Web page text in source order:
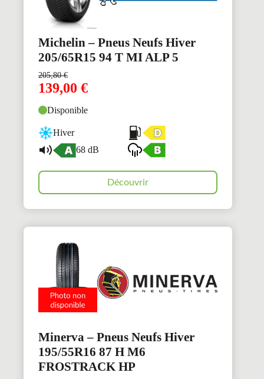
Michelin – Pneus Neufs Hiver
205/65R15 94 T MI ALP 5
205,80€
139,00 €
Disponible
Hiver
68 dB
Découvrir
Minerva – Pneus Neufs Hiver
195/55R16 87 H M6
FROSTRACK HP